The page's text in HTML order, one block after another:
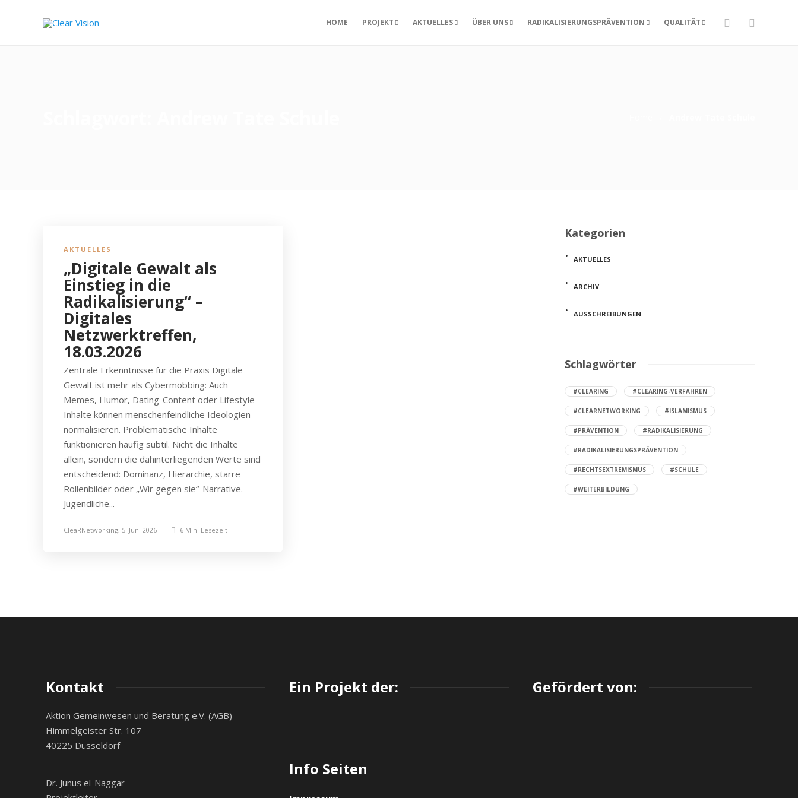
HOME PROJEKT AKTUELLES ÜBER UNS RADIKALISIERUNGSPRÄVENTION QUALITÄT
AKTUELLES
„Digitale Gewalt als
Einstieg in die
Radikalisierung“ –
Digitales
Netzwerktreffen,
18.03.2026
Zentrale Erkenntnisse für die Praxis Digitale
Gewalt ist mehr als Cybermobbing: Auch
Memes, Humor, Dating-Content oder Lifestyle-
Inhalte können menschenfeindliche Ideologien
normalisieren. Problematische Inhalte
funktionieren häufig subtil. Nicht die Inhalte
allein, sondern die dahinterliegenden Werte sind
entscheidend: Dominanz, Hierarchie, starre
Rollenbilder oder „Wir gegen sie“-Narrative.
Jugendliche...
CleaRNetworking, 5. Juni 2026 6 Min. Lesezeit
Kategorien
AKTUELLES
ARCHIV
AUSSCHREIBUNGEN
Schlagwörter
#CLEARING #CLEARING-VERFAHREN
#CLEARNETWORKING #ISLAMISMUS
#PRÄVENTION #RADIKALISIERUNG
#RADIKALISIERUNGSPRÄVENTION
#RECHTSEXTREMISMUS #SCHULE
#WEITERBILDUNG
Kontakt
Aktion Gemeinwesen und Beratung e.V. (AGB)
Himmelgeister Str. 107
40225 Düsseldorf
Dr. Junus el-Naggar
Ein Projekt der:
Info Seiten
Gefördert von: